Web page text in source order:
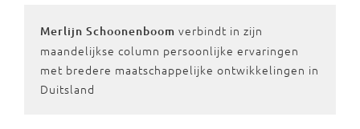
Merlijn Schoonenboom verbindt in zijn
maandelijkse column persoonlijke ervaringen
met bredere maatschappelijke ontwikkelingen in
Duitsland